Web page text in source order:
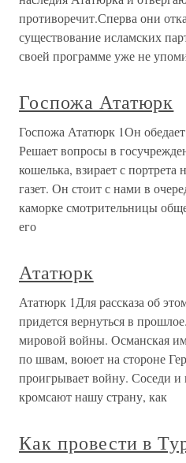
противоречит.Сперва они
существование исламских
своей программе уже не
Госпожа Ататюрк
Госпожа Ататюрк 1Он
Решает вопросы в
кошелька, взирает с портрета
газет. Он стоит с нами в
каморке смотрительницы
его
Ататюрк
Ататюрк 1Для рассказа об
придется вернуться в
мировой войны. Османская
по швам, воюет на стороне
проигрывает войну. Соседи
кромсают нашу страну, как
Как провести в